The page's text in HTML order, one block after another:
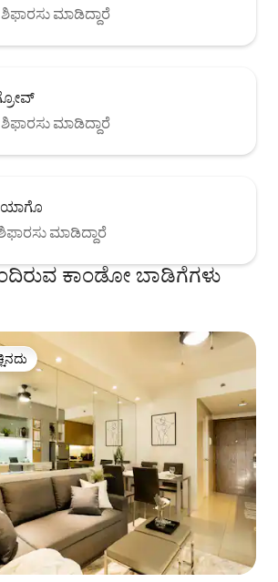
ಮಾಡಿದ್ದಾರೆ
ಮಾಡಿದ್ದಾರೆ
ಮಾಡಿದ್ದಾರೆ
ಕಾಂಡೋ ಬಾಡಿಗೆಗಳು